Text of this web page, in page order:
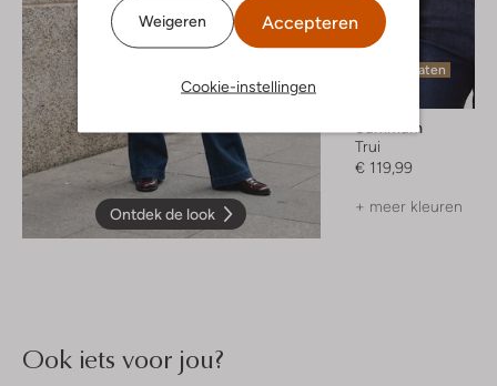
Weigeren Accepteren
Cookie-instellingen
Ontdek de look
Laatste maten
Summum
Trui
€ 119,99
+ meer kleuren
Ook iets voor jou?